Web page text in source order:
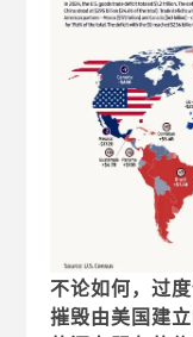
不论如何，过
摧毁由美国建